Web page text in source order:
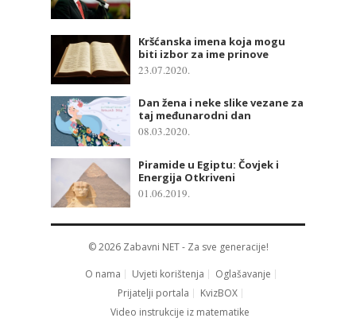
Kršćanska imena koja mogu
biti izbor za ime prinove
23.07.2020.
Dan žena i neke slike vezane za
taj međunarodni dan
08.03.2020.
Piramide u Egiptu: Čovjek i
Energija Otkriveni
01.06.2019.
© 2026 Zabavni NET- Za sve generacije!
O nama
Uvjeti korištenja
Oglašavanje
Prijatelji portala
KvizBOX
Video instrukcije iz matematike